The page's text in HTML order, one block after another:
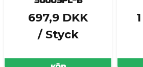
697,9 DKK
/ Styck